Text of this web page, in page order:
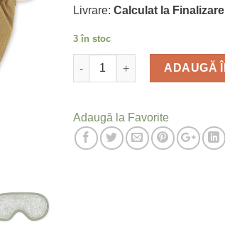
Livrare: Calculat la
3 în stoc
Cantitate
ADAUGĂ
Adaugă la Favorite